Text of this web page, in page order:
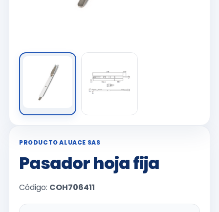
PRODUCTO ALUACE SAS
Pasador hoja fija
Código: COH706411